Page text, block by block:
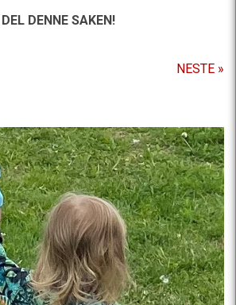
DEL DENNE SAKEN!
NESTE »